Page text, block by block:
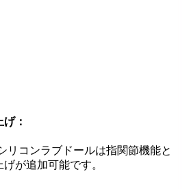
：
リコンラブドールは指関節機能と
が追加可能です。